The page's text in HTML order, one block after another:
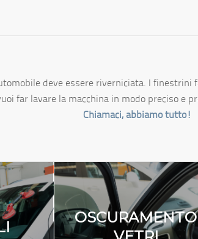
Chiamaci, abbiamo tutto!
OSCURAMENTO
VETRI